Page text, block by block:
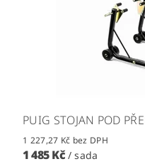
PUIG STOJAN POD
1 227,27 Kč bez DPH
1 485 Kč / sada